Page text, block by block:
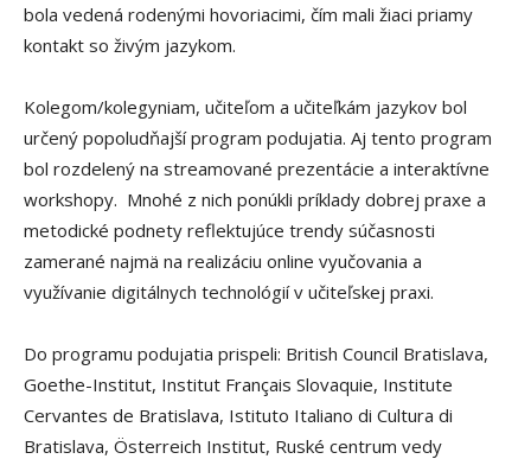
bola vedená rodenými hovoriacimi, čím mali žiaci priamy
kontakt so živým jazykom.
Kolegom/kolegyniam, učiteľom a učiteľkám jazykov bol
určený popoludňajší program podujatia. Aj tento program
bol rozdelený na streamované prezentácie a interaktívne
workshopy. Mnohé z nich ponúkli príklady dobrej praxe a
metodické podnety reflektujúce trendy súčasnosti
zamerané najmä na realizáciu online vyučovania a
využívanie digitálnych technológií v učiteľskej praxi.
Do programu podujatia prispeli: British Council Bratislava,
Goethe-Institut, Institut Français Slovaquie, Institute
Cervantes de Bratislava, Istituto Italiano di Cultura di
Bratislava, Österreich Institut, Ruské centrum vedy